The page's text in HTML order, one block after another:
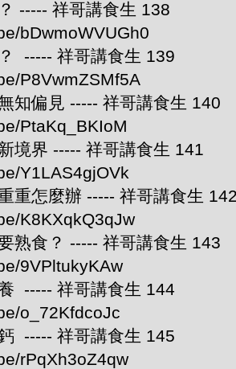
----- 祥哥講食生 138
bDwmoWVUGh0
----- 祥哥講食生 139
P8VwmZSMf5A
知偏見 ----- 祥哥講食生 140
PtaKq_BKIoM
境界 ----- 祥哥講食生 141
Y1LAS4gjOVk
重怎麼辦 ----- 祥哥講食生
K8KXqkQ3qJw
熟食？ ----- 祥哥講食生 143
9VPltukyKAw
----- 祥哥講食生 144
o_72KfdcoJc
----- 祥哥講食生 145
rPqXh3oZ4qw